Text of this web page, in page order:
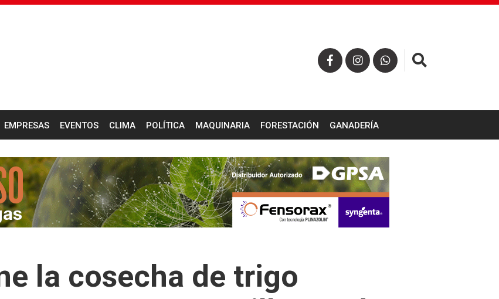
EMPRESAS EVENTOS CLIMA POLÍTICA MAQUINARIA FORESTACIÓN GANADERÍA
la cosecha de trigo